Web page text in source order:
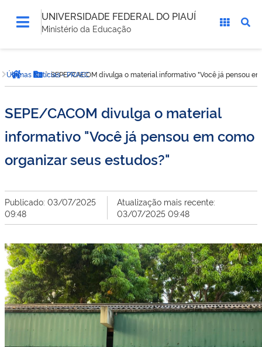
UNIVERSIDADE FEDERAL DO PIAUÍ
Ministério da Educação
está
aqui:Página inicial
Botão Menu
Últimas Notícias - PRAECSEPE/CACOM divulga o material informativo "Você já pensou
SEPE/CACOM divulga o material
informativo "Você já pensou em como
organizar seus estudos?"
Publicado: 03/07/2025
09:48
Atualização mais recente:
03/07/2025 09:48